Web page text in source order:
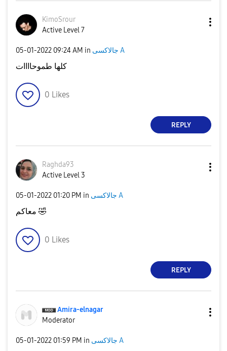
KimoSrour
Active Level 7
‎05-01-2022 09:24 AM in جالاكسى A
كلها طموحاااات
0 Likes
REPLY
Raghda93
Active Level 3
‎05-01-2022 01:20 PM in جالاكسى A
🤣
0 Likes
REPLY
Amira-elnagar
Moderator
‎05-01-2022 01:59 PM in جالاكسى A